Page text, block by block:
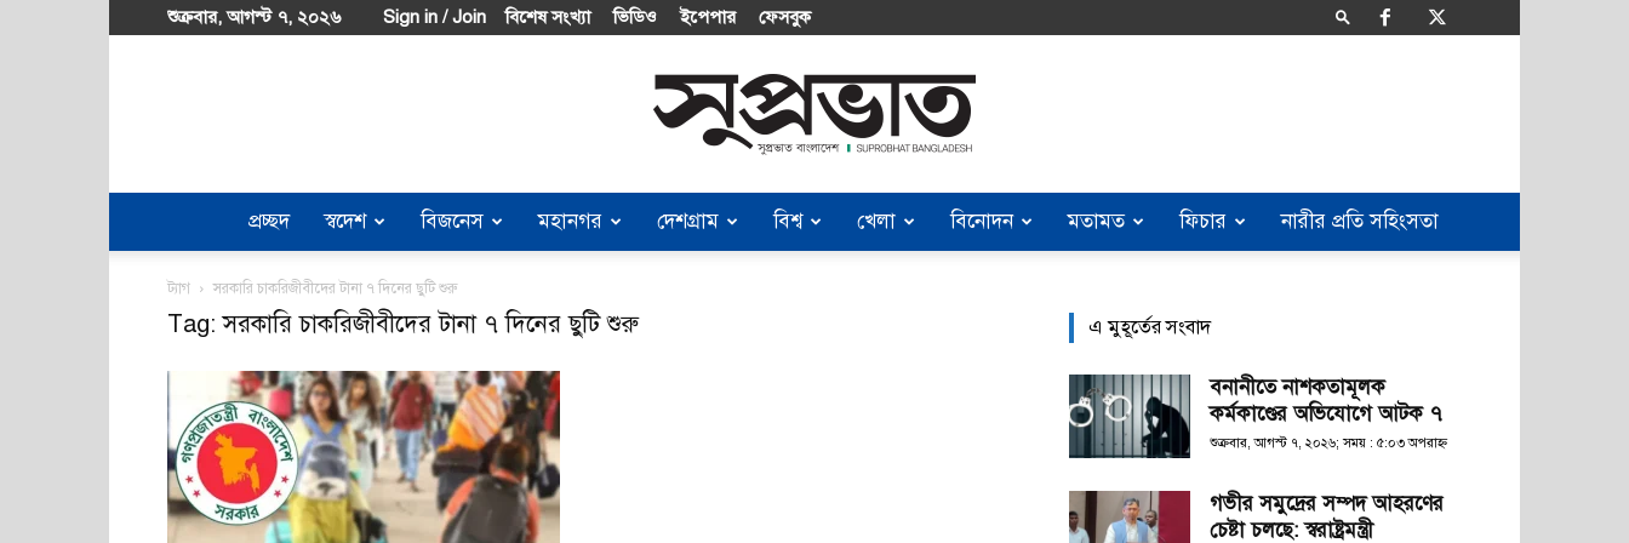
শুক্রবার, আগস্ট ৭, ২০২৬ Sign in / Join বিশেষ সংখ্যা ভিডিও ইপেপার ফেসবুক
Suprobhat
প্রচ্ছদ স্বদেশ বিজনেস মহানগর দেশগ্রাম বিশ্ব খেলা বিনোদন মতামত ফিচার নারীর প্রতি সহিংসতা
ট্যাগ সরকারি চাকরিজীবীদের টানা ৭ দিনের ছুটি শুরু
Tag: সরকারি চাকরিজীবীদের টানা ৭ দিনের ছুটি শুরু এ মুহূর্তের সংবাদ
বনানীতে নাশকতামূলক
কর্মকাণ্ডের অভিযোগে আটক ৭
শুক্রবার, আগস্ট ৭, ২০২৬; সময় : ৫:০৩ অপরাহ্ণ
গভীর সমুদ্রের সম্পদ আহরণের
চেষ্টা চলছে: স্বরাষ্ট্রমন্ত্রী